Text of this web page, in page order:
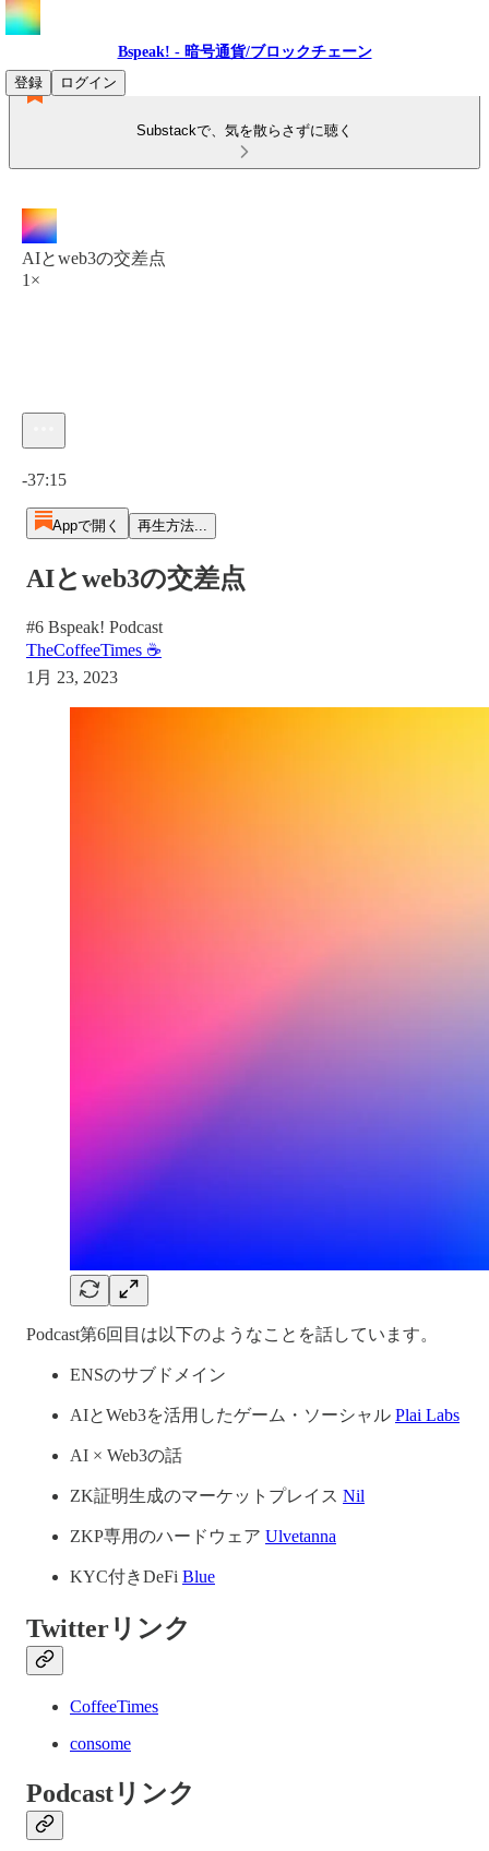
Bspeak! - 暗号通貨/ブロックチェーン
登録
ログイン
Substackで、気を散らさずに聴く
AIとweb3の交差点
1×
-37:15
Appで開く 再生方法...
AIとweb3の交差点
#6 Bspeak! Podcast
TheCoffeeTimes ☕
1月 23, 2023
Podcast第6回目は以下のようなことを話しています。
ENSのサブドメイン
AIとWeb3を活用したゲーム・ソーシャル Plai Labs
AI × Web3の話
ZK証明生成のマーケットプレイス Nil
ZKP専用のハードウェア Ulvetanna
KYC付きDeFi Blue
Twitterリンク
CoffeeTimes
consome
Podcastリンク